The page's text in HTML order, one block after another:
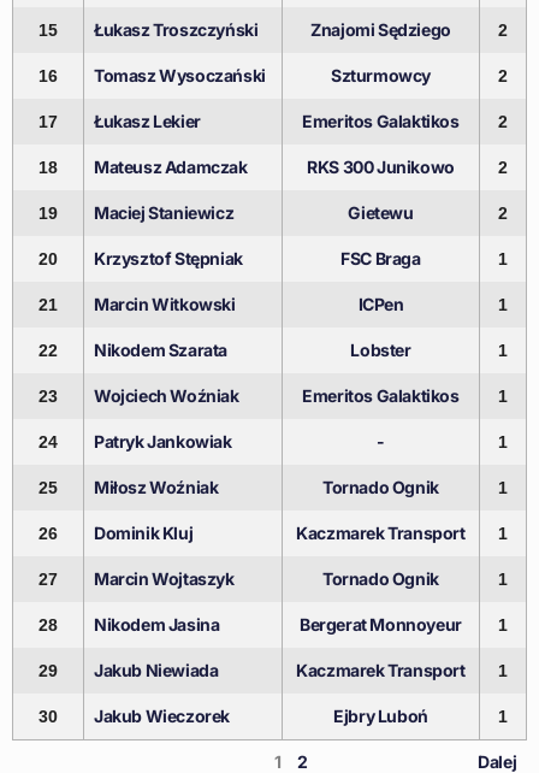
15 Łukasz Troszczyński Znajomi Sędziego 2
16 Tomasz Wysoczański Szturmowcy 2
17 Łukasz Lekier Emeritos Galaktikos 2
18 Mateusz Adamczak RKS 300 Junikowo 2
19 Maciej Staniewicz Gietewu 2
20 Krzysztof Stępniak FSC Braga 1
21 Marcin Witkowski ICPen 1
22 Nikodem Szarata Lobster 1
23 Wojciech Woźniak Emeritos Galaktikos 1
24 Patryk Jankowiak - 1
25 Miłosz Woźniak Tornado Ognik 1
26 Dominik Kluj Kaczmarek Transport 1
27 Marcin Wojtaszyk Tornado Ognik 1
28 Nikodem Jasina Bergerat Monnoyeur 1
29 Jakub Niewiada Kaczmarek Transport 1
30 Jakub Wieczorek Ejbry Luboń 1
1 2 Dalej